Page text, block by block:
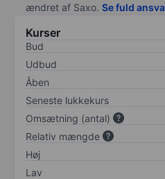
ændret af Saxo. Se fuld
Kurser
Bud
Udbud
Åben
Seneste lukkekurs
Omsætning (antal)
Relativ mængde
Høj
Lav